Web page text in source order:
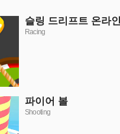
슬링 드리프트 온라
Racing
파이어 볼
Shooting